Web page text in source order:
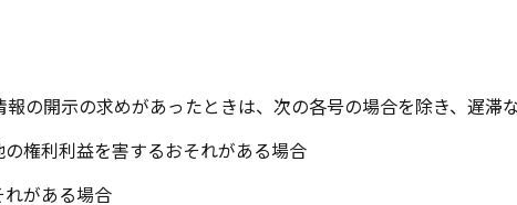
の開示の求めがあったときは、次の各号の場合を除き、遅滞な
権利利益を害するおそれがある場合
がある場合